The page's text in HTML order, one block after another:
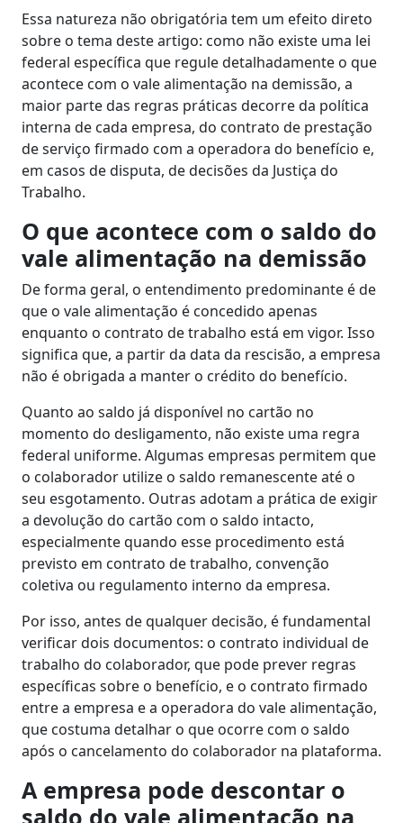
Essa natureza não obrigatória tem um efeito direto
sobre o tema deste artigo: como não existe uma lei
federal específica que regule detalhadamente o que
acontece com o vale alimentação na demissão, a
maior parte das regras práticas decorre da política
interna de cada empresa, do contrato de prestação
de serviço firmado com a operadora do benefício e,
em casos de disputa, de decisões da Justiça do
Trabalho.
O que acontece com o saldo do
vale alimentação na demissão
De forma geral, o entendimento predominante é de
que o vale alimentação é concedido apenas
enquanto o contrato de trabalho está em vigor. Isso
significa que, a partir da data da rescisão, a empresa
não é obrigada a manter o crédito do benefício.
Quanto ao saldo já disponível no cartão no
momento do desligamento, não existe uma regra
federal uniforme. Algumas empresas permitem que
o colaborador utilize o saldo remanescente até o
seu esgotamento. Outras adotam a prática de exigir
a devolução do cartão com o saldo intacto,
especialmente quando esse procedimento está
previsto em contrato de trabalho, convenção
coletiva ou regulamento interno da empresa.
Por isso, antes de qualquer decisão, é fundamental
verificar dois documentos: o contrato individual de
trabalho do colaborador, que pode prever regras
específicas sobre o benefício, e o contrato firmado
entre a empresa e a operadora do vale alimentação,
que costuma detalhar o que ocorre com o saldo
após o cancelamento do colaborador na plataforma.
A empresa pode descontar o
saldo do vale alimentação na